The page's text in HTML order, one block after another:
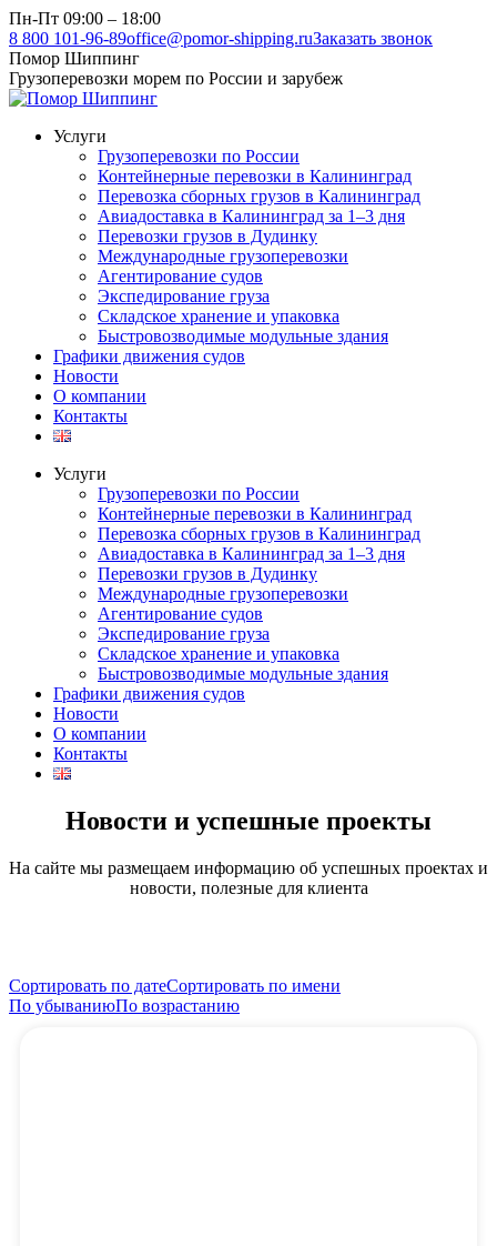
Перейти
к
содержанию
Пн-Пт 09:00 – 18:00
8 800 101-96-89office@pomor-shipping.ruЗаказать звонок
Помор Шиппинг
Грузоперевозки морем по России и зарубеж
Услуги
Грузоперевозки по России
Контейнерные перевозки в Калининград
Перевозка сборных грузов в Калининград
Авиадоставка в Калининград за 1–3 дня
Перевозки грузов в Дудинку
Международные грузоперевозки
Агентирование судов
Экспедирование груза
Складское хранение и упаковка
Быстровозводимые модульные здания
Графики движения судов
Новости
О компании
Контакты
Услуги
Грузоперевозки по России
Контейнерные перевозки в Калининград
Перевозка сборных грузов в Калининград
Авиадоставка в Калининград за 1–3 дня
Перевозки грузов в Дудинку
Международные грузоперевозки
Агентирование судов
Экспедирование груза
Складское хранение и упаковка
Быстровозводимые модульные здания
Графики движения судов
Новости
О компании
Контакты
Новости и успешные проекты
На сайте мы размещаем информацию об успешных проектах и
новости, полезные для клиента
Сортировать по датеСортировать по имени
По убываниюПо возрастанию